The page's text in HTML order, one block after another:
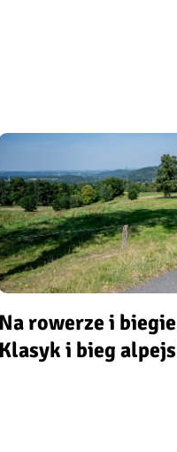
Na rowerze i
Klasyk i bieg